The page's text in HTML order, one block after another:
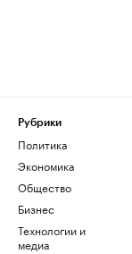
Рубрики
Политика
Экономика
Общество
Бизнес
Технологии и
медиа